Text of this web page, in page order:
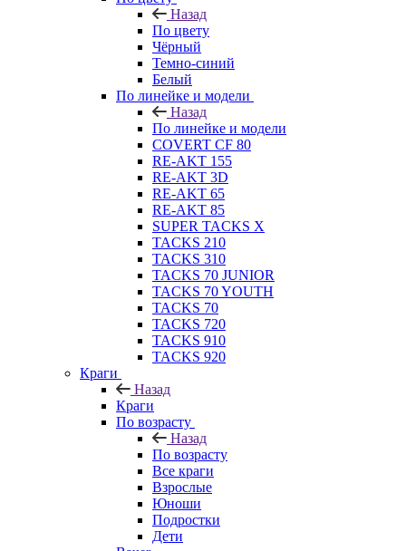
Назад
По цвету
Чёрный
Темно-синий
Белый
По линейке и модели
Назад
По линейке и модели
COVERT CF 80
RE-AKT 155
RE-AKT 3D
RE-AKT 65
RE-AKT 85
SUPER TACKS X
TACKS 210
TACKS 310
TACKS 70 JUNIOR
TACKS 70 YOUTH
TACKS 70
TACKS 720
TACKS 910
TACKS 920
Краги
Назад
Краги
По возрасту
Назад
По возрасту
Все краги
Взрослые
Юноши
Подростки
Дети